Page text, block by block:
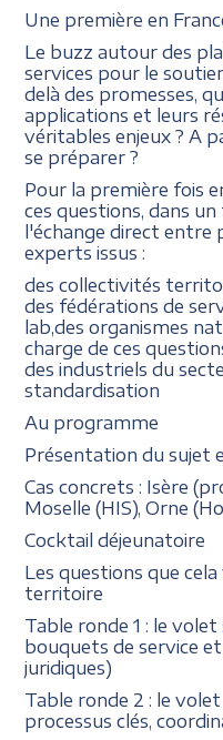
Une première en
Le buzz autour des
services pour le
delà des promesses,
applications et leurs
véritables enjeux ? A
se préparer ?
Pour la première fois
ces questions, dans
l'échange direct entre
experts issus :
des collectivités
des fédérations de
lab,des organismes
charge de ces
des industriels du
standardisation
Au programme
Présentation du sujet
Cas concrets : Isère
Moselle (HIS), Orne
Cocktail déjeunatoire
Les questions que
territoire
Table ronde 1 : le
bouquets de service
juridiques)
Table ronde 2 : le
processus clés,